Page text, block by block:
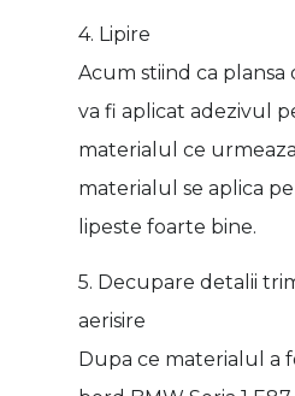
4. Lipire
Acum stiind ca
va fi aplicat adezivul
materialul ce
materialul se aplica
lipeste foarte bine.
5. Decupare detalii
aerisire
Dupa ce materialul a